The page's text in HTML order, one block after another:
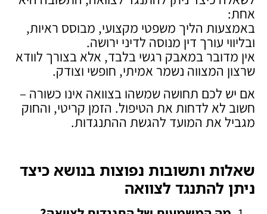
אחת:
באמצעות הליך משפטי מקצועי, מבוסס ראיות,
ובליווי עורך דין מנוסה לדיני ירושה.
אין מדובר במאבק רגשי בלבד, אלא בצורך לוודא
שרצון המצווה נשמר אמיתי, חופשי וצודק.
אם יש לכם תחושה שמשהו בצוואה אינו כשורה –
חשוב לא לדחות את הטיפול. הזמן קריטי, והחוק
מגביל את המועד להגשת ההתנגדות.
שאלות ותשובות נפוצות בנושא כיצד
ניתן להתנגד לצוואה